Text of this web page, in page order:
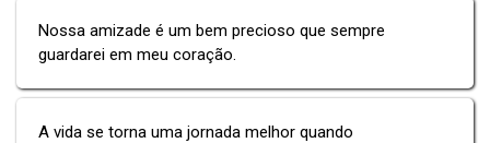
Nossa amizade é um bem precioso que sempre
guardarei em meu coração.
A vida se torna uma jornada melhor quando